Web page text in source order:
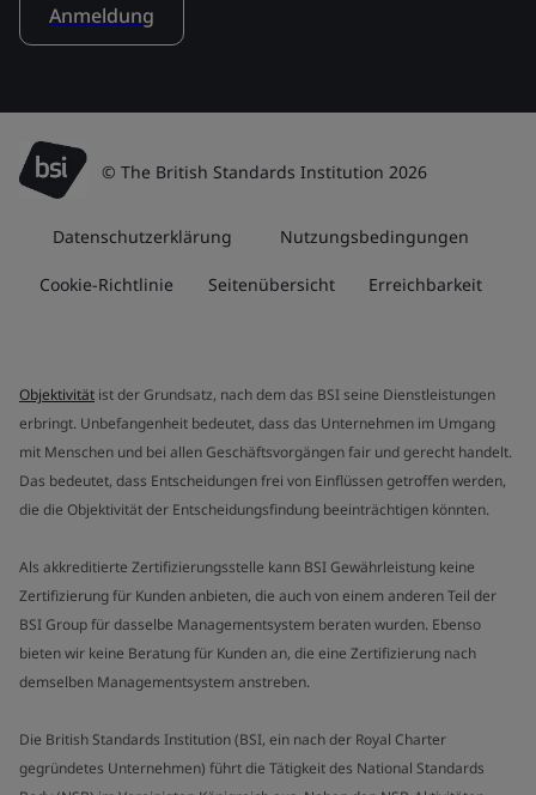
Anmeldung
© The British Standards Institution 2026
Datenschutzerklärung Nutzungsbedingungen
Cookie-Richtlinie Seitenübersicht Erreichbarkeit
Objektivität ist der Grundsatz, nach dem das BSI seine Dienstleistungen
erbringt. Unbefangenheit bedeutet, dass das Unternehmen im Umgang
mit Menschen und bei allen Geschäftsvorgängen fair und gerecht handelt.
Das bedeutet, dass Entscheidungen frei von Einflüssen getroffen werden,
die die Objektivität der Entscheidungsfindung beeinträchtigen könnten.
Als akkreditierte Zertifizierungsstelle kann BSI Gewährleistung keine
Zertifizierung für Kunden anbieten, die auch von einem anderen Teil der
BSI Group für dasselbe Managementsystem beraten wurden. Ebenso
bieten wir keine Beratung für Kunden an, die eine Zertifizierung nach
demselben Managementsystem anstreben.
Die British Standards Institution (BSI, ein nach der Royal Charter
gegründetes Unternehmen) führt die Tätigkeit des National Standards